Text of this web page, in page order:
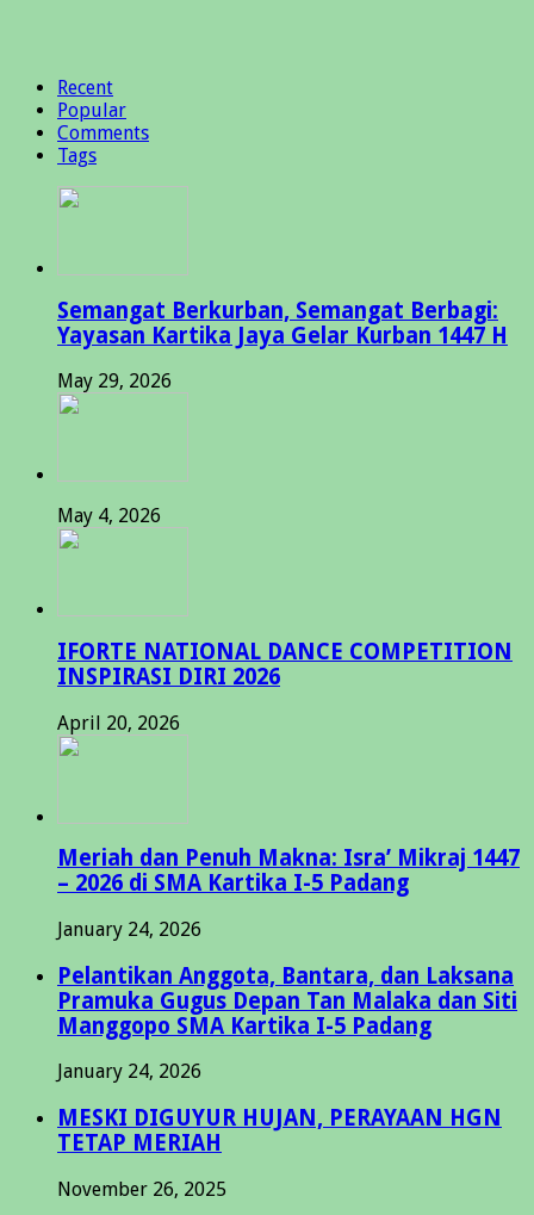
Recent
Popular
Comments
Tags
Semangat Berkurban, Semangat Berbagi:
Yayasan Kartika Jaya Gelar Kurban 1447 H
May 29, 2026
May 4, 2026
IFORTE NATIONAL DANCE COMPETITION
INSPIRASI DIRI 2026
April 20, 2026
Meriah dan Penuh Makna: Isra’ Mikraj 1447
– 2026 di SMA Kartika I-5 Padang
January 24, 2026
Pelantikan Anggota, Bantara, dan Laksana
Pramuka Gugus Depan Tan Malaka dan Siti
Manggopo SMA Kartika I-5 Padang
January 24, 2026
MESKI DIGUYUR HUJAN, PERAYAAN HGN
TETAP MERIAH
November 26, 2025